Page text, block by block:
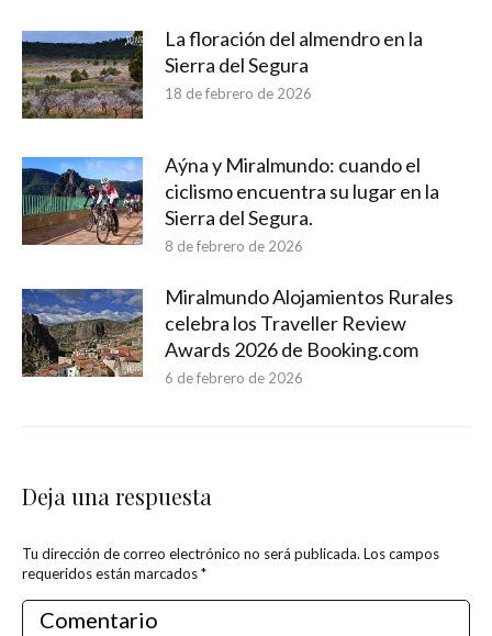
La floración del almendro en la
Sierra del Segura
18 de febrero de 2026
Aýna y Miralmundo: cuando el
ciclismo encuentra su lugar en la
Sierra del Segura.
8 de febrero de 2026
Miralmundo Alojamientos Rurales
celebra los Traveller Review
Awards 2026 de Booking.com
6 de febrero de 2026
Deja una respuesta
Tu dirección de correo electrónico no será publicada. Los campos
requeridos están marcados*
Comentario